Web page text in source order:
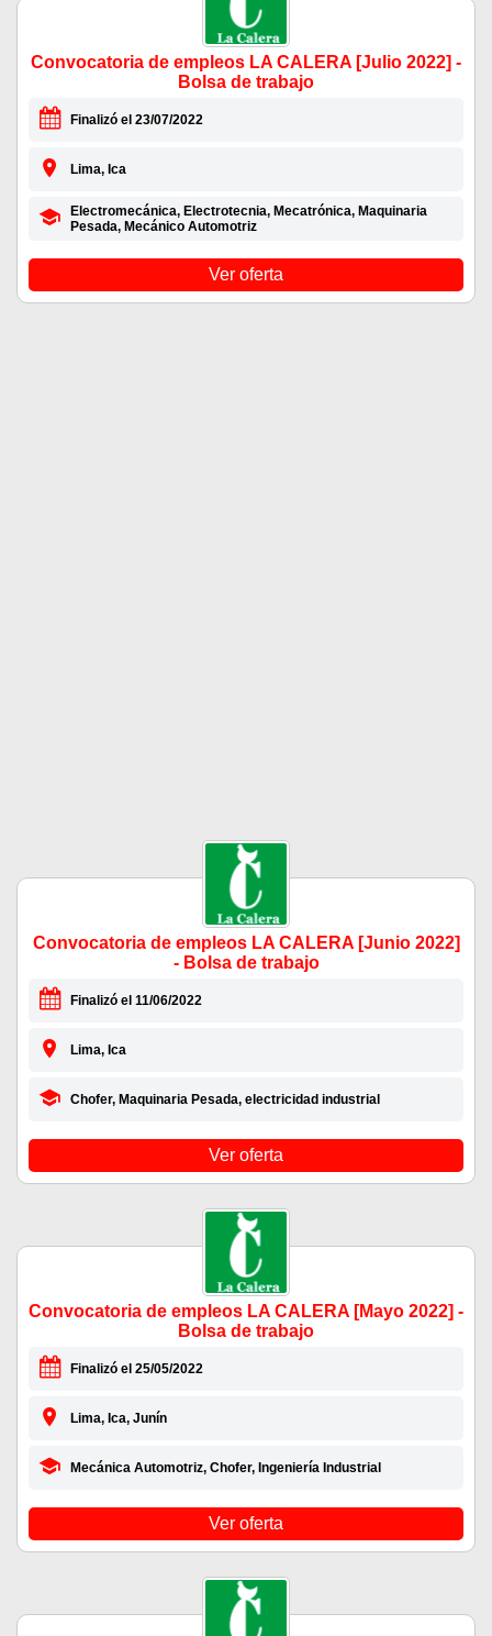
Convocatoria de empleos LA CALERA [Julio 2022] -
Bolsa de trabajo
Finalizó el 23/07/2022
Lima, Ica
Electromecánica, Electrotecnia, Mecatrónica, Maquinaria
Pesada, Mecánico Automotriz
Ver oferta
Convocatoria de empleos LA CALERA [Junio 2022]
- Bolsa de trabajo
Finalizó el 11/06/2022
Lima, Ica
Chofer, Maquinaria Pesada, electricidad industrial
Ver oferta
Convocatoria de empleos LA CALERA [Mayo 2022] -
Bolsa de trabajo
Finalizó el 25/05/2022
Lima, Ica, Junín
Mecánica Automotriz, Chofer, Ingeniería Industrial
Ver oferta